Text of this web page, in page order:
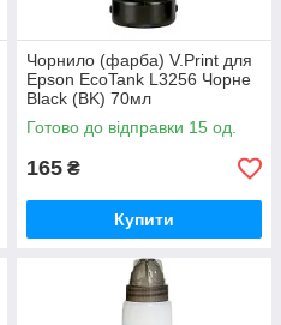
Чорнило (фарба) V.Print для
Epson EcoTank L3256 Чорне
Black (BK) 70мл
Готово до відправки 15 од.
165 ₴
Купити